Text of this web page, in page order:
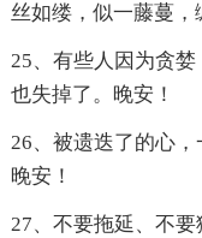
丝如缕，似一藤蔓，
25、有些人因为贪
也失掉了。晚安！
26、被遗迭了的心，
晚安！
27、不要拖延、不